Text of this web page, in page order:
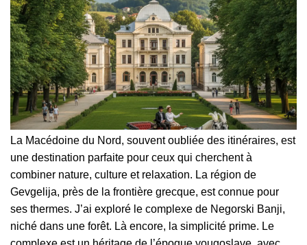
La Macédoine du Nord, souvent oubliée des itinéraires, est
une destination parfaite pour ceux qui cherchent à
combiner nature, culture et relaxation. La région de
Gevgelija, près de la frontière grecque, est connue pour
ses thermes. J’ai exploré le complexe de Negorski Banji,
niché dans une forêt. Là encore, la simplicité prime. Le